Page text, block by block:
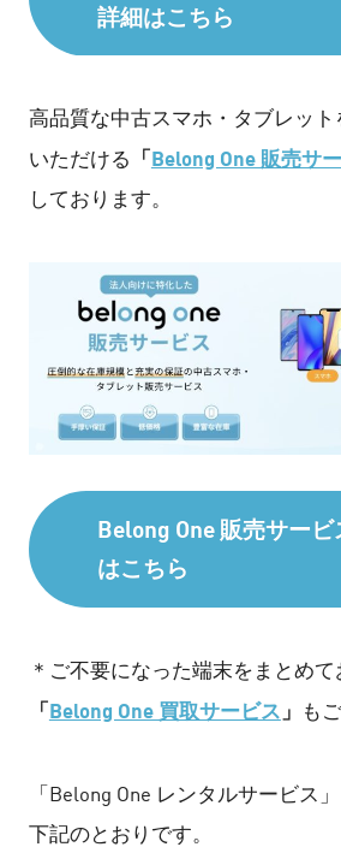
詳細はこちら
高品質な中古スマホ・タブレット
いただける 「Belong One 販売サ
しております。
Belong One 販売サー
はこちら
＊ご不要になった端末をまとめ
「Belong One 買取サービス 」 も
「Belong One レンタルサービス
下記のとおりです。